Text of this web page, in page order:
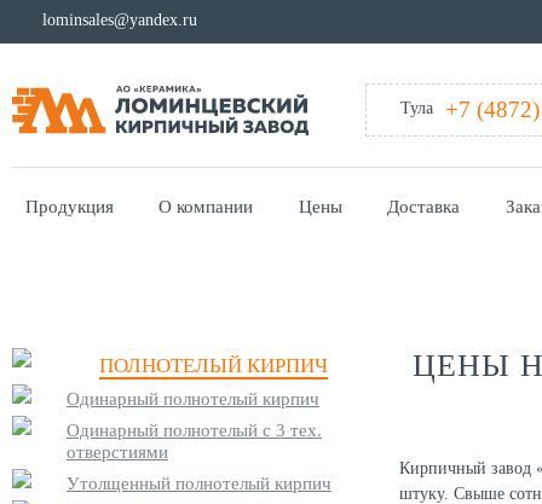
lominsales@yandex.ru
Тула +7
Продукция О компании Цены Доставка
ЦЕНЫ
Кирпичный завод
штуку. Свыше
ПОЛНОТЕЛЫЙ КИРПИЧ
Одинарный полнотелый кирпич
Одинарный полнотелый с 3 тех.
отверстиями
Утолщенный полнотелый кирпич